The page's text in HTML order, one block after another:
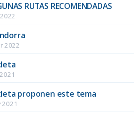
RUTAS RECOMENDADAS
2022
proponen este tema
2021